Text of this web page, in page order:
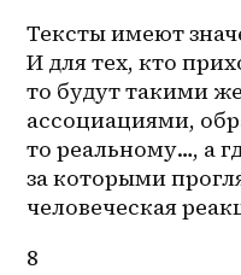
Тексты имеют
И для тех, кто
то будут такими
ассоциациями,
то реальному…, а
за которыми
человеческая
8